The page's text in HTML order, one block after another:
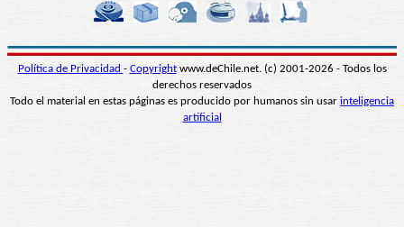
Política de Privacidad - Copyrightwww.deChile.net. (c) 2001-2026 - Todos los
derechos reservados
Todo el material en estas páginas es producido por humanos sin usar inteligencia
artificial